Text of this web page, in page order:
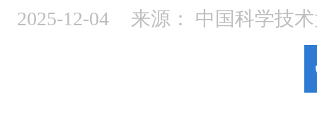
2025-12-04 来源： 中国科学技